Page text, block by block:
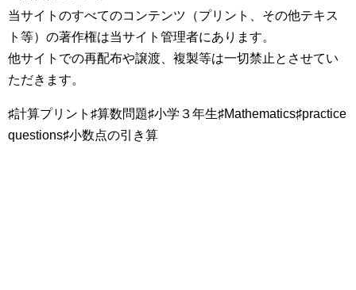
当サイトのすべてのコンテンツ（プリント、その他テキス
ト等）の著作権は当サイト管理者にあります。
他サイトでの再配布や譲渡、複製等は一切禁止とさせてい
ただきます。
♯計算プリント♯算数問題♯小学３年生♯Mathematics♯practice
questions♯小数点の引き算